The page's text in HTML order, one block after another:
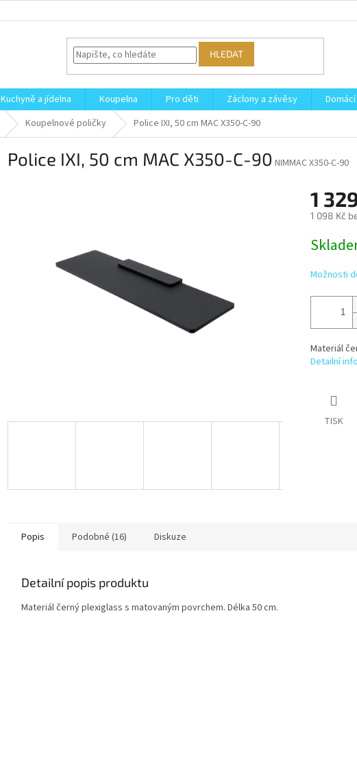
HLEDAT
Kuchyně a jídelna Koupelna Pro děti Záclony a závěsy
Koupelnové poličky Police IXI, 50 cm MAC X350-C-90
Police IXI, 50 cm MAC X350-C-90 NIMMAC X350-C-90
1
1 098 Kč
cena:
Možnosti
Materiál
Detailní
TISK
Popis Podobné (16) Diskuze
Detailní popis produktu
Materiál černý plexiglass s matovaným povrchem. Délka 50 cm.